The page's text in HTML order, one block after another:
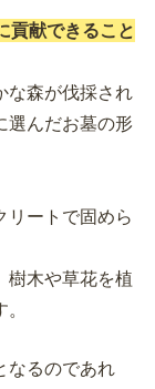
貢献できること
な森が伐採され
選んだお墓の形
リートで固めら
樹木や草花を植
なるのであれ